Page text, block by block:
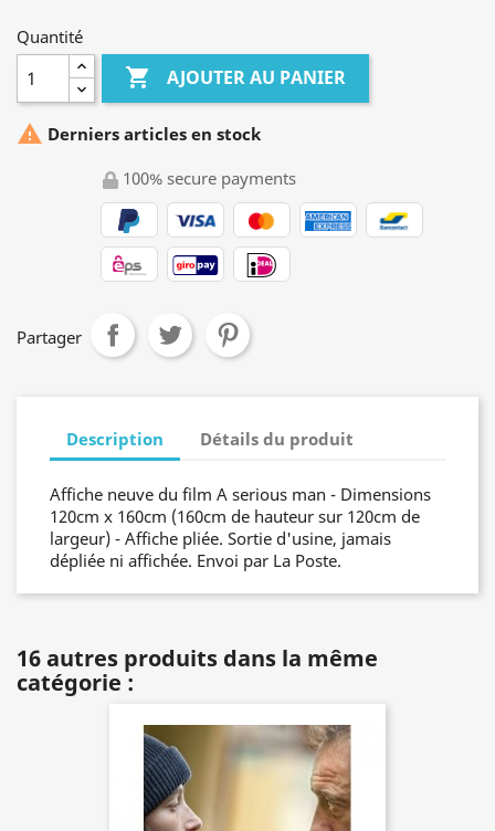
Quantité
 AJOUTER AU PANIER
 Derniers articles en stock
100% secure payments
Partager
Description Détails du produit
Affiche neuve du film A serious man - Dimensions
120cm x 160cm (160cm de hauteur sur 120cm de
largeur) - Affiche pliée. Sortie d'usine, jamais
dépliée ni affichée. Envoi par La Poste.
16 autres produits dans la même
catégorie :